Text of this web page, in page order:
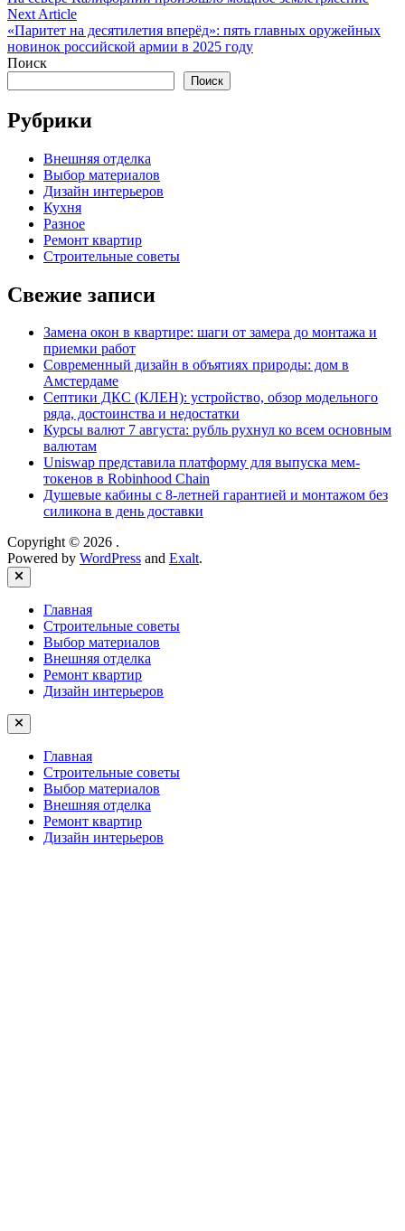
по
записям
Next ArticleNext
article:
«Паритет на десятилетия вперёд»: пять главных оружейных
новинок российской армии в 2025 году
Поиск
Поиск
Рубрики
Внешняя отделка
Выбор материалов
Дизайн интерьеров
Кухня
Разное
Ремонт квартир
Строительные советы
Свежие записи
Замена окон в квартире: шаги от замера до монтажа и
приемки работ
Современный дизайн в объятиях природы: дом в
Амстердаме
Септики ДКС (КЛЕН): устройство, обзор модельного
ряда, достоинства и недостатки
Курсы валют 7 августа: рубль рухнул ко всем основным
валютам
Uniswap представила платформу для выпуска мем-
токенов в Robinhood Chain
Душевые кабины с 8‑летней гарантией и монтажом без
силикона в день доставки
Copyright © 2026 .
Powered by WordPress and Exalt.
Close
Главная
Строительные советы
Выбор материалов
Внешняя отделка
Ремонт квартир
Дизайн интерьеров
Главная
Строительные советы
Выбор материалов
Внешняя отделка
Ремонт квартир
Дизайн интерьеров